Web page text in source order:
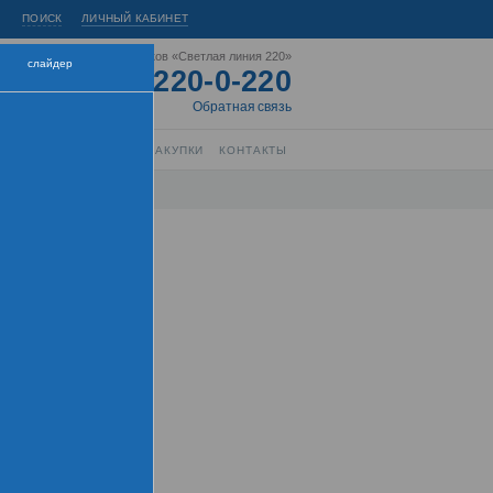
ЛИЧНЫЙ КАБИНЕТ
ПОИСК
Горячая линия энергетиков «Светлая линия 220»
8-800-220-0-220
Обратная связь
ЗАКУПКИ КОНТАКТЫ
слайдер